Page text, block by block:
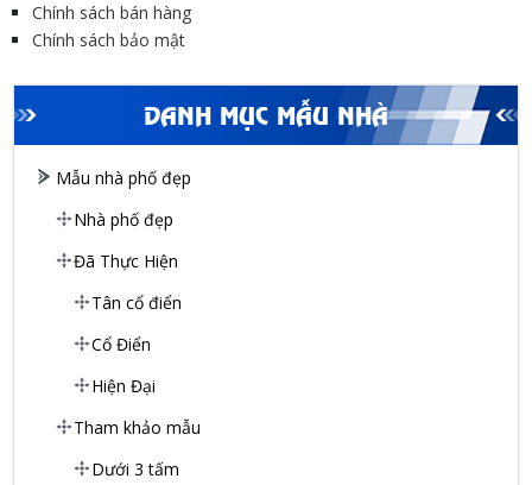
DANH MỤC MẪU NHÀ
Mẫu nhà phố đẹp
Nhà phố đẹp
Đã Thực Hiện
Tân cổ điển
Cổ Điển
Hiện Đại
Tham khảo mẫu
Dưới 3 tấm
Chính sách bán hàng
Chính sách bảo mật